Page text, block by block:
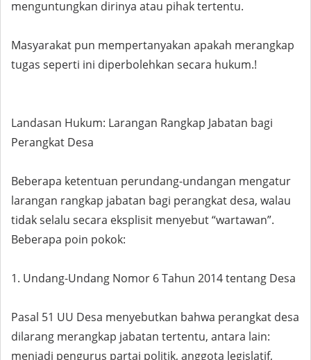
menguntungkan dirinya atau pihak tertentu.
Masyarakat pun mempertanyakan apakah merangkap
tugas seperti ini diperbolehkan secara hukum.!
Landasan Hukum: Larangan Rangkap Jabatan bagi
Perangkat Desa
Beberapa ketentuan perundang-undangan mengatur
larangan rangkap jabatan bagi perangkat desa, walau
tidak selalu secara eksplisit menyebut “wartawan”.
Beberapa poin pokok:
1. Undang-Undang Nomor 6 Tahun 2014 tentang Desa
Pasal 51 UU Desa menyebutkan bahwa perangkat desa
dilarang merangkap jabatan tertentu, antara lain:
menjadi pengurus partai politik, anggota legislatif,